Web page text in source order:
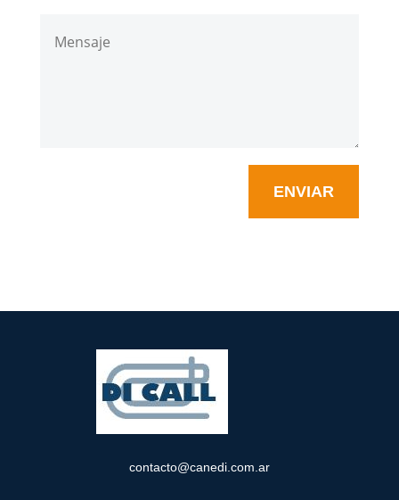
ENVIAR
contacto@canedi.com.ar